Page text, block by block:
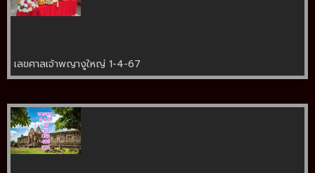
เลขศาลเจ้าพญางูใหญ่ 1-4-67